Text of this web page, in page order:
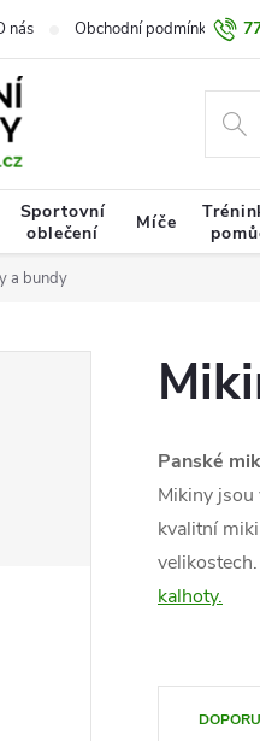
nás Obchodní podmínky
Sportovní
oblečení
Míče
a bundy
Panské
Mikiny jsou
kvalitní
kalhoty.